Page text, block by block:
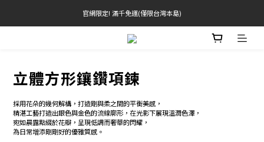
官網限定! 滿千免運(僅限台灣本島)
官網限定! 滿千免運(僅限台灣本島)
滿3000現折200(不累折) 滿3500送品牌禮
立體方形鑲鑽項鍊
採用花朵的幾何解構，打造剛與柔之間的平衡美感，
精湛工藝打造出銀色與金色的流線廓形，在光影下展現溫潤色澤，
宛如晨露點綴於花瓣，呈現低調而奢華的閃耀，
為日常增添剛剛好的優雅質感。